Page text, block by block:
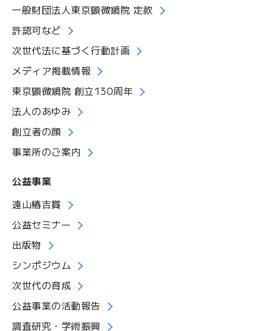
一般財団法人東京顕微鏡院 定款
許認可など
次世代法に基づく行動計画
メディア掲載情報
東京顕微鏡院 創立130周年
法人のあゆみ
創立者の顔
事業所のご案内
公益事業
遠山椿吉賞
公益セミナー
出版物
シンポジウム
次世代の育成
公益事業の活動報告
調査研究・学術振興